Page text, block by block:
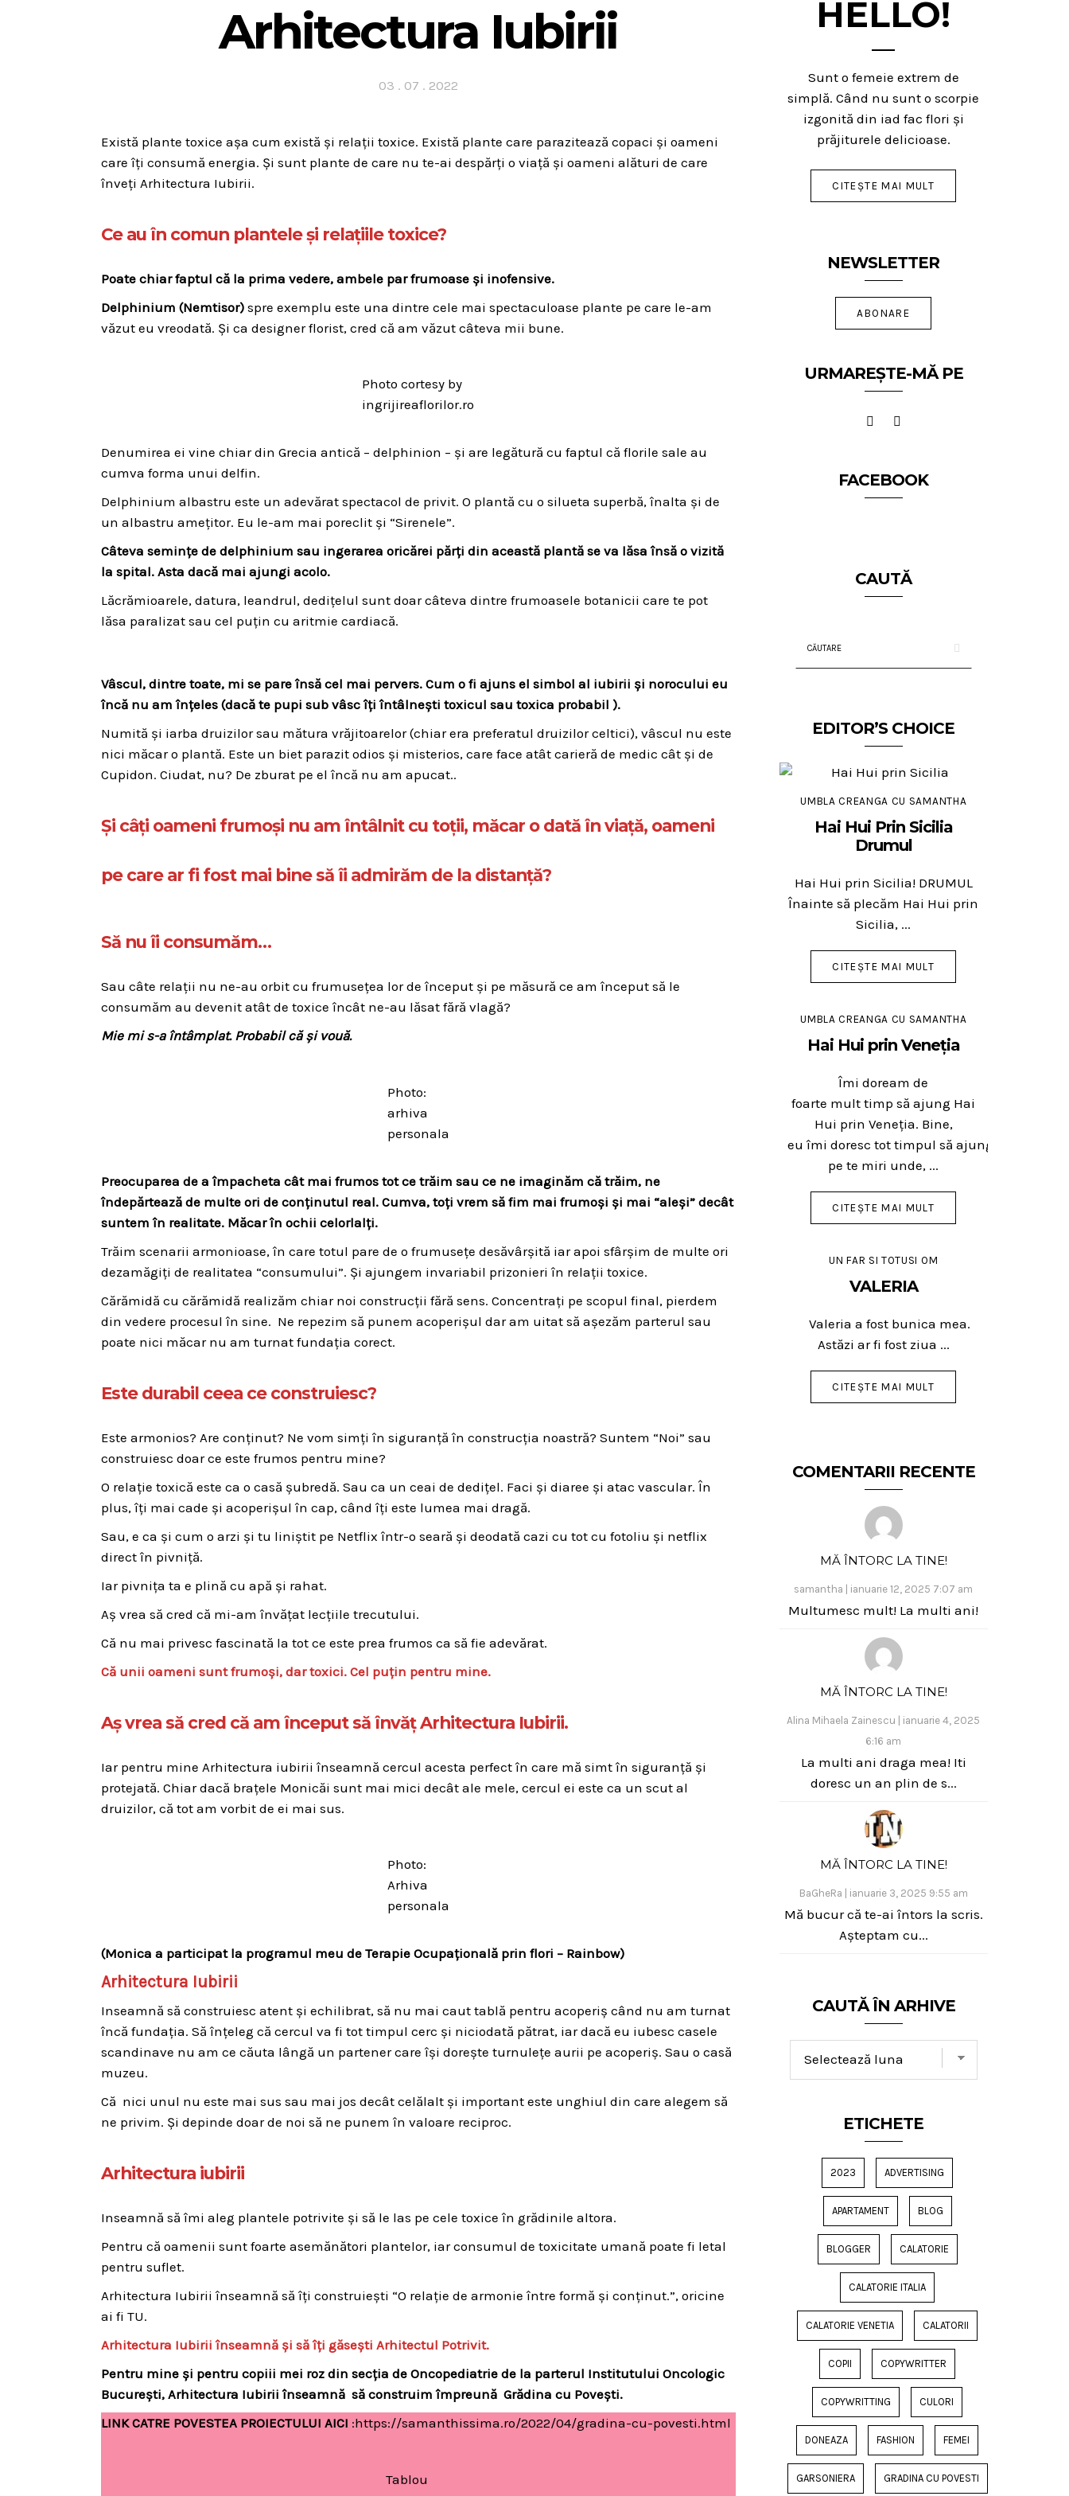
Arhitectura Iubirii
Posted
03 . 07 . 2022
Există plante toxice așa cum există și relații toxice. Există plante care parazitează copaci și oameni
care îți consumă energia. Și sunt plante de care nu te-ai despărți o viață și oameni alături de care
înveți Arhitectura Iubirii.
Ce au în comun plantele și relațiile toxice?
Poate chiar faptul că la prima vedere, ambele par frumoase și inofensive.
Delphinium (Nemtisor) spre exemplu este una dintre cele mai spectaculoase plante pe care le-am
văzut eu vreodată. Și ca designer florist, cred că am văzut câteva mii bune.
Photo cortesy by
ingrijireaflorilor.ro
Denumirea ei vine chiar din Grecia antică – delphinion – și are legătură cu faptul că florile sale au
cumva forma unui delfin.
Delphinium albastru este un adevărat spectacol de privit. O plantă cu o silueta superbă, înalta și de
un albastru amețitor. Eu le-am mai poreclit și “Sirenele”.
Câteva semințe de delphinium sau ingerarea oricărei părți din această plantă se va lăsa însă o vizită
la spital. Asta dacă mai ajungi acolo.
Lăcrămioarele, datura, leandrul, dedițelul sunt doar câteva dintre frumoasele botanicii care te pot
lăsa paralizat sau cel puțin cu aritmie cardiacă.
Vâscul, dintre toate, mi se pare însă cel mai pervers. Cum o fi ajuns el simbol al iubirii și norocului eu
încă nu am înțeles (dacă te pupi sub vâsc îți întâlnești toxicul sau toxica probabil ).
Numită și iarba druizilor sau mătura vrăjitoarelor (chiar era preferatul druizilor celtici), vâscul nu este
nici măcar o plantă. Este un biet parazit odios și misterios, care face atât carieră de medic cât și de
Cupidon. Ciudat, nu? De zburat pe el încă nu am apucat..
Și câți oameni frumoși nu am întâlnit cu toții, măcar o dată în viață, oameni
pe care ar fi fost mai bine să îi admirăm de la distanță?
Să nu îi consumăm…
Sau câte relații nu ne-au orbit cu frumusețea lor de început și pe măsură ce am început să le
consumăm au devenit atât de toxice încât ne-au lăsat fără vlagă?
Mie mi s-a întâmplat. Probabil că și vouă.
Photo:
arhiva
personala
Preocuparea de a împacheta cât mai frumos tot ce trăim sau ce ne imaginăm că trăim, ne
îndepărtează de multe ori de conținutul real. Cumva, toți vrem să fim mai frumoși și mai “aleși” decât
suntem în realitate. Măcar în ochii celorlalți.
Trăim scenarii armonioase, în care totul pare de o frumusețe desăvârșită iar apoi sfârșim de multe ori
dezamăgiți de realitatea “consumului”. Și ajungem invariabil prizonieri în relații toxice.
Cărămidă cu cărămidă realizăm chiar noi construcții fără sens. Concentrați pe scopul final, pierdem
din vedere procesul în sine. Ne repezim să punem acoperișul dar am uitat să așezăm parterul sau
poate nici măcar nu am turnat fundația corect.
Este durabil ceea ce construiesc?
Este armonios? Are conținut? Ne vom simți în siguranță în construcția noastră? Suntem “Noi” sau
construiesc doar ce este frumos pentru mine?
O relație toxică este ca o casă șubredă. Sau ca un ceai de dedițel. Faci și diaree și atac vascular. În
plus, îți mai cade și acoperișul în cap, când îți este lumea mai dragă.
Sau, e ca și cum o arzi și tu liniștit pe Netflix într-o seară și deodată cazi cu tot cu fotoliu și netflix
direct în pivniță.
Iar pivnița ta e plină cu apă și rahat.
Aș vrea să cred că mi-am învățat lecțiile trecutului.
Că nu mai privesc fascinată la tot ce este prea frumos ca să fie adevărat.
Că unii oameni sunt frumoși, dar toxici. Cel puțin pentru mine.
Aș vrea să cred că am început să învăț Arhitectura Iubirii.
Iar pentru mine Arhitectura iubirii înseamnă cercul acesta perfect în care mă simt în siguranță și
protejată. Chiar dacă brațele Monicăi sunt mai mici decât ale mele, cercul ei este ca un scut al
druizilor, că tot am vorbit de ei mai sus.
Photo:
Arhiva
personala
(Monica a participat la programul meu de Terapie Ocupațională prin flori – Rainbow)
Arhitectura Iubirii
Inseamnă să construiesc atent și echilibrat, să nu mai caut tablă pentru acoperiș când nu am turnat
încă fundația. Să înțeleg că cercul va fi tot timpul cerc și niciodată pătrat, iar dacă eu iubesc casele
scandinave nu am ce căuta lângă un partener care își dorește turnulețe aurii pe acoperiș. Sau o casă
muzeu.
Că nici unul nu este mai sus sau mai jos decât celălalt și important este unghiul din care alegem să
ne privim. Și depinde doar de noi să ne punem în valoare reciproc.
Arhitectura iubirii
Inseamnă să îmi aleg plantele potrivite și să le las pe cele toxice în grădinile altora.
Pentru că oamenii sunt foarte asemănători plantelor, iar consumul de toxicitate umană poate fi letal
pentru suflet.
Arhitectura Iubirii înseamnă să îți construiești “O relație de armonie între formă și conținut.”, oricine
ai fi TU.
Arhitectura Iubirii înseamnă și să îți găsești Arhitectul Potrivit.
Pentru mine și pentru copiii mei roz din secția de Oncopediatrie de la parterul Institutului Oncologic
București, Arhitectura Iubirii înseamnă să construim împreună Grădina cu Povești.
LINK CATRE POVESTEA PROIECTULUI AICI :https://samanthissima.ro/2022/04/gradina-cu-povesti.html
Tablou
HELLO!
Sunt o femeie extrem de
simplă. Când nu sunt o scorpie
izgonită din iad fac flori și
prăjiturele delicioase.
CITEȘTE MAI MULT
NEWSLETTER
ABONARE
URMAREȘTE-MĂ PE
FACEBOOK
CAUTĂ
EDITOR’S CHOICE
UMBLA CREANGA CU SAMANTHA
Hai Hui Prin Sicilia
Drumul
Hai Hui prin Sicilia! DRUMUL
Înainte să plecăm Hai Hui prin
Sicilia, ...
CITEȘTE MAI MULT
UMBLA CREANGA CU SAMANTHA
Hai Hui prin Veneția
Îmi doream de
foarte mult timp să ajung Hai
Hui prin Veneția. Bine,
eu îmi doresc tot timpul să ajung
pe te miri unde, ...
CITEȘTE MAI MULT
UN FAR SI TOTUSI OM
VALERIA
Valeria a fost bunica mea.
Astăzi ar fi fost ziua ...
CITEȘTE MAI MULT
COMENTARII RECENTE
MĂ ÎNTORC LA TINE!
samantha | ianuarie 12, 2025 7:07 am
Multumesc mult! La multi ani!
MĂ ÎNTORC LA TINE!
Alina Mihaela Zainescu | ianuarie 4, 2025
6:16 am
La multi ani draga mea! Iti
doresc un an plin de s...
MĂ ÎNTORC LA TINE!
BaGheRa | ianuarie 3, 2025 9:55 am
Mă bucur că te-ai întors la scris.
Așteptam cu...
CAUTĂ ÎN ARHIVE
ETICHETE
2023 ADVERTISING
APARTAMENT BLOG
BLOGGER CALATORIE
CALATORIE ITALIA
CALATORIE VENETIA CALATORII
COPII COPYWRITTER
COPYWRITTING CULORI
DONEAZA FASHION FEMEI
GARSONIERA GRADINA CU POVESTI